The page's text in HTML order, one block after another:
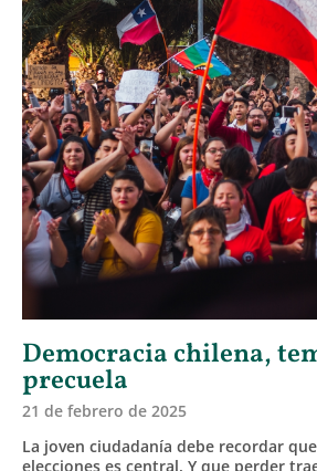
Democracia chilena,
precuela
21 de febrero de 2025
La joven ciudadanía debe recordar
elecciones es central. Y que perder